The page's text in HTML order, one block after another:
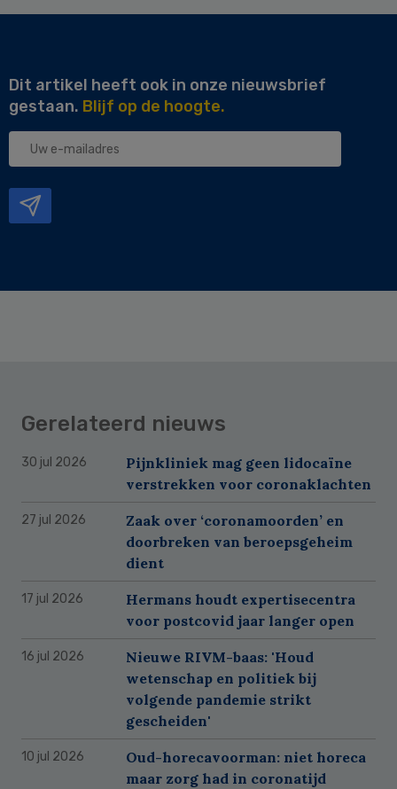
Dit artikel heeft ook in onze nieuwsbrief
gestaan. Blijf op de hoogte.
Uw
Gerelateerd nieuws
30 jul 2026
Pijnkliniek mag geen lidocaïne
verstrekken voor coronaklachten
27 jul 2026
Zaak over ‘coronamoorden’ en
doorbreken van beroepsgeheim
dient
17 jul 2026
Hermans houdt expertisecentra
voor postcovid jaar langer open
16 jul 2026
Nieuwe RIVM-baas: 'Houd
wetenschap en politiek bij
volgende pandemie strikt
gescheiden'
10 jul 2026
Oud-horecavoorman: niet horeca
maar zorg had in coronatijd